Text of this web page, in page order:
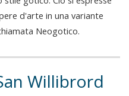
d'arte in una variante
Neogotico.
Willibrord